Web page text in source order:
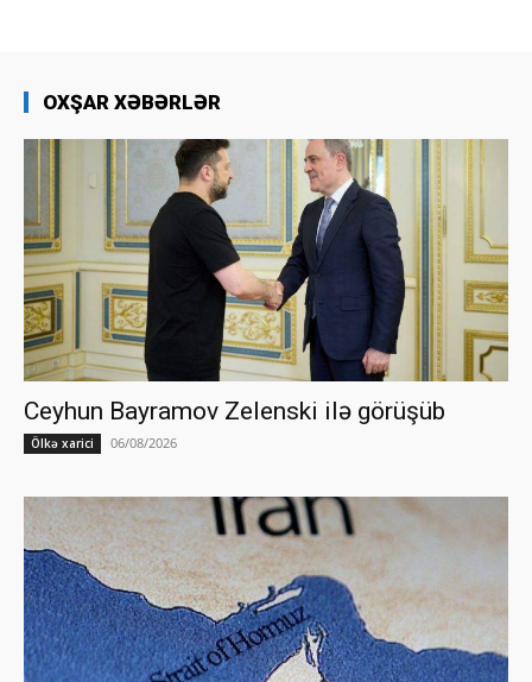
OXŞAR XƏBƏRLƏR
Ceyhun Bayramov Zelenski ilə görüşüb
Ölkə xarici 06/08/2026